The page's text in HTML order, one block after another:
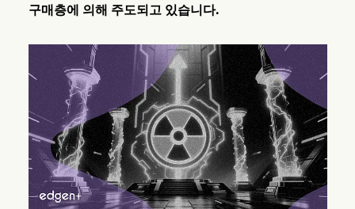
구매층에 의해 주도되고 있습니다.